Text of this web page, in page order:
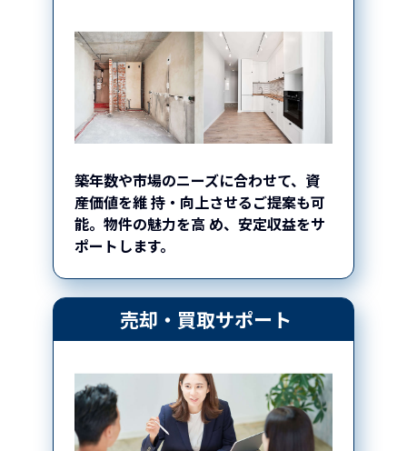
築年数や市場のニーズに合わせて、資
産価値を維持・向上させるご提案も可
能。物件の魅力を高 め、安定収益をサ
ポートします。
売却・買取サポート